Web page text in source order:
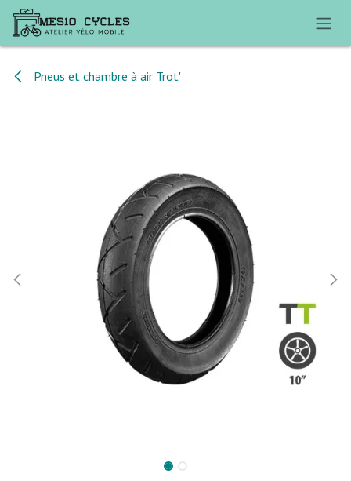
Se rendre au contenu
Pneus et chambre à air Trot'